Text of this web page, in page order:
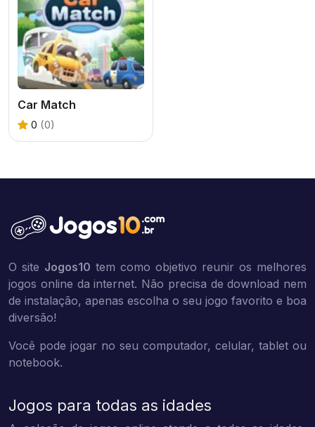
Car Match
0 (0)
O site Jogos10 tem como objetivo reunir os melhores
jogos online da internet. Não precisa de download nem
de instalação, apenas escolha o seu jogo favorito e boa
diversão!
Você pode jogar no seu computador, celular, tablet ou
notebook.
Jogos para todas as idades